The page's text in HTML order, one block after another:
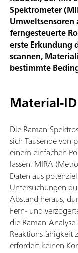
Spektrometer
Umweltsensoren
ferngesteuerte
erste Erkundung
scannen,
bestimmte
Material-
Die Raman-
sich Tausende von
einem einfachen
lassen. MIRA
Daten aus
Untersuchungen
Abstand heraus,
Fern- und
die Raman-
Reaktionsfähigkeit
erfordert keinen